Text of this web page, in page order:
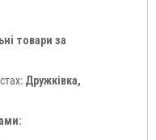
товари за
Дружківка,